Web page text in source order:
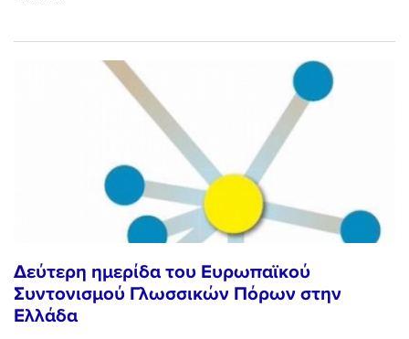
Δεύτερη ημερίδα του Ευρωπαϊκού
Συντονισμού Γλωσσικών Πόρων στην
Ελλάδα